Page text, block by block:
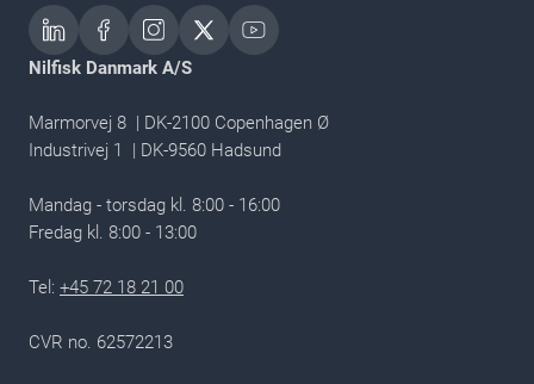
Nilfisk Danmark A/S
Marmorvej 8 | DK-2100 Copenhagen Ø
Industrivej 1 | DK-9560 Hadsund
Mandag - torsdag kl. 8:00 - 16:00
Fredag kl. 8:00 - 13:00​
Tel: +45 72 18 21 00
CVR no. 62572213